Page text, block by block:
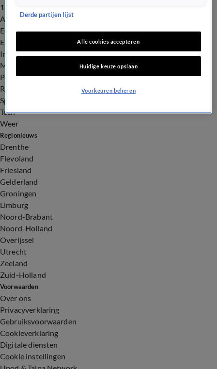
112
Advies & Tips
Economie
Entertainment
Infrastructuur
Milieu en Gezondheid
Politiek
Royalty
Sport
Tech
Weer
Regionieuws
Drenthe
Flevoland
Friesland
Gelderland
Groningen
Limburg
Noord-Brabant
Noord-Holland
Overijssel
Utrecht
Zeeland
Zuid-Holland
Voorwaarden
Over ons
Privacyverklaring
Gebruiksvoorwaarden
Cookieverklaring
Digitale diensten
Cookie instellingen
Derde partijen lijst
Alle cookies accepteren
Huidige keuze opslaan
Voorkeuren beheren